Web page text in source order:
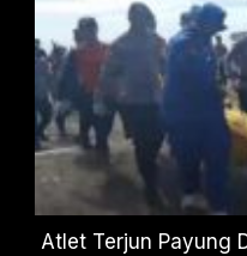
Atlet Terjun Payung